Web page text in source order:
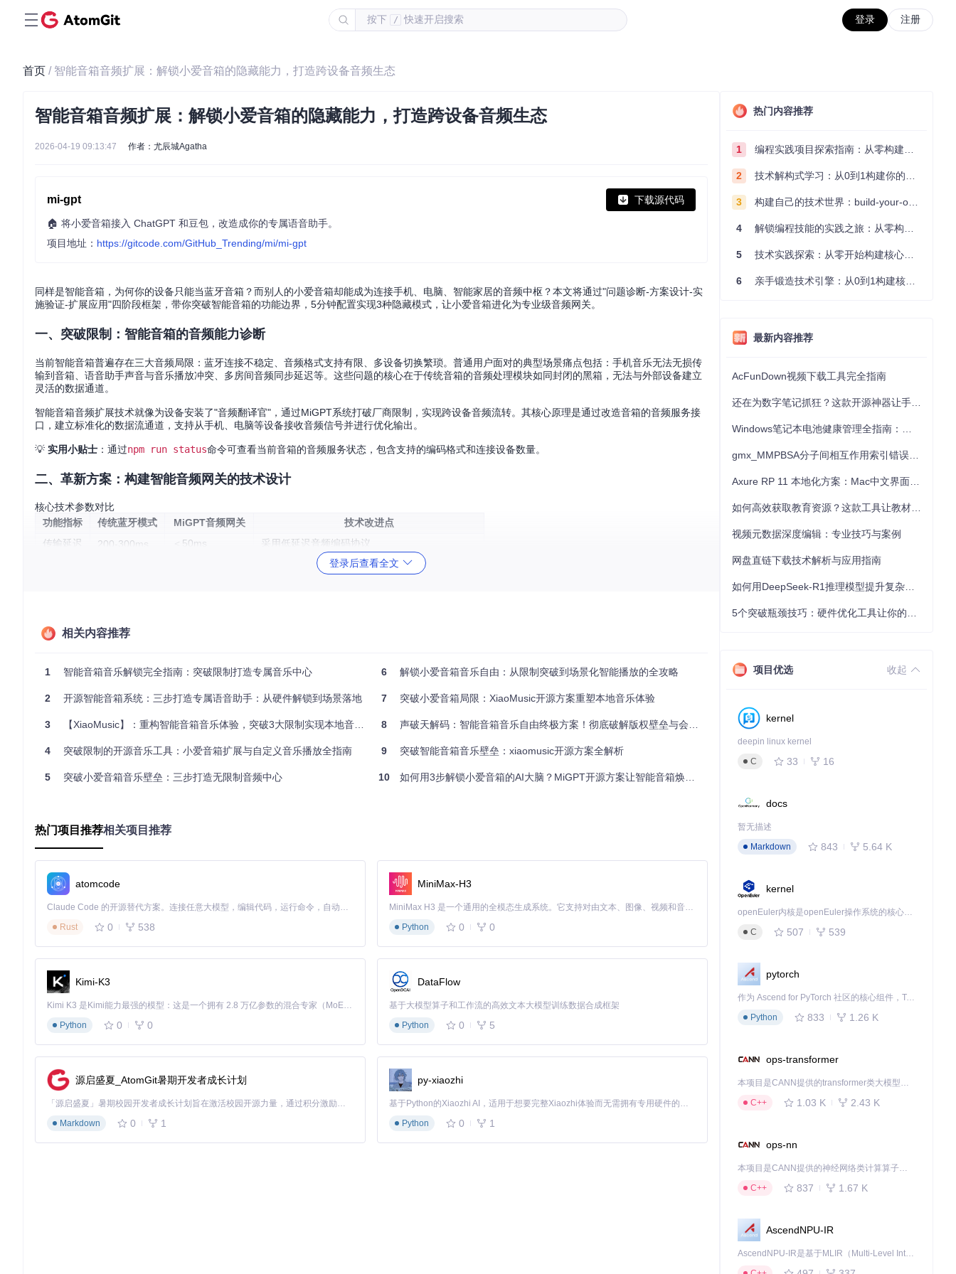
按下 / 快速开启搜索 登录 注册
首页 / 智能音箱音频扩展：解锁小爱音箱的隐藏能力，打造跨设备音频生态
智能音箱音频扩展：解锁小爱音箱的隐藏能力，打造跨设备音频生态
2026-04-19 09:13:47 作者：尤辰城Agatha
mi-gpt 下载源代码
🏠 将小爱音箱接入 ChatGPT 和豆包，改造成你的专属语音助手。
项目地址： https://gitcode.com/GitHub_Trending/mi/mi-gpt
同样是智能音箱，为何你的设备只能当蓝牙音箱？而别人的小爱音箱却能成为连接手机、电脑、智能家居的音频中枢？本文将通过"问题诊断-方案设计-实
施验证-扩展应用"四阶段框架，带你突破智能音箱的功能边界，5分钟配置实现3种隐藏模式，让小爱音箱进化为专业级音频网关。
一、突破限制：智能音箱的音频能力诊断
当前智能音箱普遍存在三大音频局限：蓝牙连接不稳定、音频格式支持有限、多设备切换繁琐。普通用户面对的典型场景痛点包括：手机音乐无法无损传
输到音箱、语音助手声音与音乐播放冲突、多房间音频同步延迟等。这些问题的核心在于传统音箱的音频处理模块如同封闭的黑箱，无法与外部设备建立
灵活的数据通道。
智能音箱音频扩展技术就像为设备安装了"音频翻译官"，通过MiGPT系统打破厂商限制，实现跨设备音频流转。其核心原理是通过改造音箱的音频服务接
口，建立标准化的数据流通道，支持从手机、电脑等设备接收音频信号并进行优化输出。
💡 实用小贴士 ：通过npm run status命令可查看当前音箱的音频服务状态，包含支持的编码格式和连接设备数量。
二、革新方案：构建智能音频网关的技术设计
核心技术参数对比
功能指标
传统蓝牙模式 MiGPT音频网关
技术改进点
传输延迟
200-300ms ＜50ms
采用低延迟音频编码协议
扩展音频解码器 [src/services/speaker/stream.ts]
系统架构设计
设备适配层：通过MiIOT协议与小爱音箱建立控制连接，实现底层指令交互
音频处理层
：负责音频流编解码、降噪处理和格式转换
应用接口层：提供REST API和WebSocket接口供外部设备调用
关键技术突破点在于重构了音箱的音频服务逻辑，将原本封闭的播放系统改造为开放式音频平台。核心实现位于[src/services/speaker/ai.ts]中的AI音频路
基础配置（3分钟完成）
🔧步骤1：环境准备
# 克隆项目源码
git clone
cd mi-gpt
# 安装依赖
步骤2：配置文件设置
speaker : {
userId: "你的小米ID" ,
did: "小爱音箱 Pro", // 音箱型号名称
streamResponse
, // 启用流式音频传输
playingCommand : [3, 1, 1] // 播放状态检测指令
图：智能音箱音频控制指令参数对应关系表，标注了ttsCommand与playingCommand的配置值
登录后查看全文
相关内容推荐
1 智能音箱音乐解锁完全指南：突破限制打造专属音乐中心
2 开源智能音箱系统：三步打造专属语音助手：从硬件解锁到场景落地
3 【XiaoMusic】：重构智能音箱音乐体验，突破3大限制实现本地音乐自由
4 突破限制的开源音乐工具：小爱音箱扩展与自定义音乐播放全指南
5 突破小爱音箱音乐壁垒：三步打造无限制音频中心
6 解锁小爱音箱音乐自由：从限制突破到场景化智能播放的全攻略
7 突破小爱音箱局限：XiaoMusic开源方案重塑本地音乐体验
8 声破天解码：智能音箱音乐自由终极方案！彻底破解版权壁垒与会员枷锁
9 突破智能音箱音乐壁垒：xiaomusic开源方案全解析
10 如何用3步解锁小爱音箱的AI大脑？MiGPT开源方案让智能音箱焕新升级
热门项目推荐相关项目推荐
atomcode
Claude Code 的开源替代方案。连接任意大模型，编辑代码，运行命令，自动验证 — 全自动执行。用 Rust 构建，极致性能。 ｜ An open-source alternative to Claude Code. Connect any LLM, edit code, run commands, and verify changes — autonomously. Built in Rust for speed. Get Started
Rust
0 538
MiniMax-H3
MiniMax H3 是一个通用的全模态生成系统。它支持对由文本、图像、视频和音频组成的多模态上下文进行统一理解，并能生成分辨率高达 2K、时长可达 15 秒的带原生立体声音频的视频。得益于面向任务泛化的系统设计，H3 在预训练阶段就已具备广泛的多模态上下文理解与生成能力，能够出色地执行复杂的多模态指令。
Python
0 0
Kimi-K3
Kimi K3 是Kimi能力最强的模型：这是一个拥有 2.8 万亿参数的混合专家（MoE）模型，具备原生视觉理解能力，并支持 100 万 token 的上下文窗口。
Python
0 0
DataFlow
基于大模型算子和工作流的高效文本大模型训练数据合成框架
Python
0 5
源启盛夏_AtomGit暑期开发者成长计划
「源启盛夏」暑期校园开发者成长计划旨在激活校园开源力量，通过积分激励、认证扶持、资源倾斜等形式，引导高校组织和开发者完成「入驻 — 建项目 — 做贡献 — 获认证 — 得资源」的完整闭环。无论你是想带领社团入驻平台的组织者，还是希望用代码贡献证明自己的开发者，都能在这里找到属于你的成长路径。
Markdown
0 1
py-xiaozhi
基于Python的Xiaozhi AI，适用于想要完整Xiaozhi体验而无需拥有专用硬件的用户。
Python
0 1
热门内容推荐
1 编程实践项目探索指南：从零构建技术能力体系
2 技术解构式学习：从0到1构建你的编程知识体系
3 构建自己的技术世界：build-your-own-x项目的实践探索指南
4 解锁编程技能的实践之旅：从零构建你的技术世界
5 技术实践探索：从零开始构建核心系统的实践指南
6 亲手锻造技术引擎：从0到1构建核心系统的实践指南
最新内容推荐
AcFunDown视频下载工具完全指南
视频元数据深度编辑：专业技巧与案例
网盘直链下载技术解析与应用指南
项目优选 收起
kernel
deepin linux kernel
C
33 16
docs
暂无描述
Markdown
843 5.64 K
kernel
openEuler内核是openEuler操作系统的核心，既是系统性能与稳定性的基石，也是连接处理器、设备与服务的桥梁。
C
507 539
pytorch
作为 Ascend for PyTorch 社区的核心组件，TorchNPU 是昇腾专为 PyTorch 打造的深度学习适配插件，使 PyTorch 框架能够直接调用昇腾 NPU，为开发者提供昇腾 AI 处理器的超强算力。
Python
833 1.26 K
ops-transformer
本项目是CANN提供的transformer类大模型算子库，实现网络在NPU上加速计算。
C++
1.03 K 2.43 K
ops-nn
本项目是CANN提供的神经网络类计算算子库，实现网络在NPU上加速计算。
C++
837 1.67 K
AscendNPU-IR
AscendNPU-IR是基于MLIR（Multi-Level Intermediate Representation）构建的，面向昇腾亲和算子编译时使用的中间表示，提供昇腾完备表达能力，通过编译优化提升昇腾AI处理器计算效率，支持通过生态框架使能昇腾AI处理器与深度调优